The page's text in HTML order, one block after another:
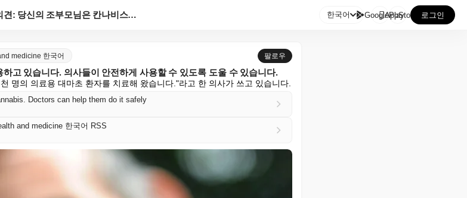
의견: 당신의 조부모님은 칸나비스를 사용하고 있습니다.... 한국어 GooglePlay
AppStore 로그인
medicine 한국어 팔로우
고 있습니다. 의사들이 안전하게 사용할 수 있도록 도울 수 있습니다.
명의 의료용 대마초 환자를 치료해 왔습니다."라고 한 의사가 쓰고 있습니다.
Doctors can help them do it safely
and medicine 한국어 RSS